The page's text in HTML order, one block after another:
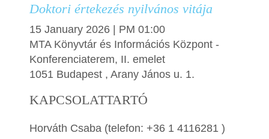
Doktori értekezés nyilvános vitája
15 January 2026 | PM 01:00
MTA Könyvtár és Információs Központ -
Konferenciaterem, II. emelet
1051 Budapest , Arany János u. 1.
KAPCSOLATTARTÓ
Horváth Csaba (telefon: +36 1 4116281 )